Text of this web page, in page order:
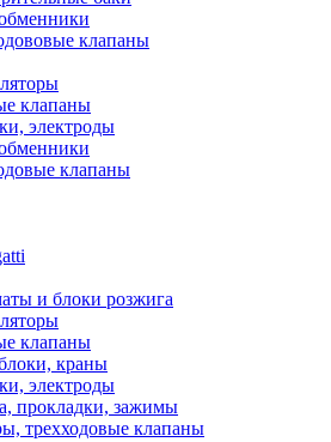
клапаны
клапаны
электроды
клапаны
и блоки розжига
клапаны
краны
электроды
прокладки, зажимы
трехходовые клапаны